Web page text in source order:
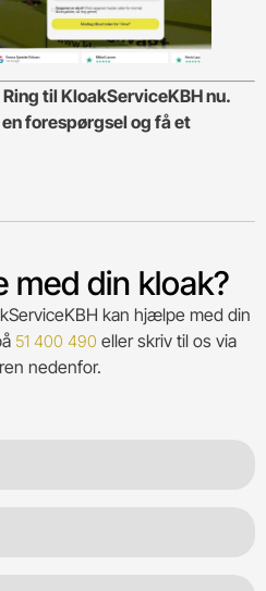
til KloakServiceKBH nu.
forespørgsel og få et
med din kloak?
kan hjælpe med din
51 400 490 eller skriv til os via
nedenfor.